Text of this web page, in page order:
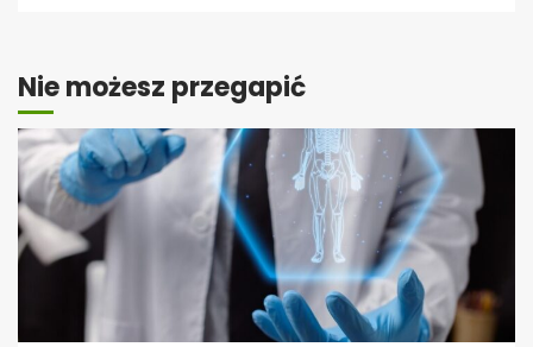
Nie możesz przegapić